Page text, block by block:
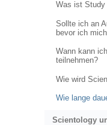
Was ist Study
Sollte ich an
bevor ich
Wann kann
teilnehmen?
Wie wird
Wie lange
Scientology